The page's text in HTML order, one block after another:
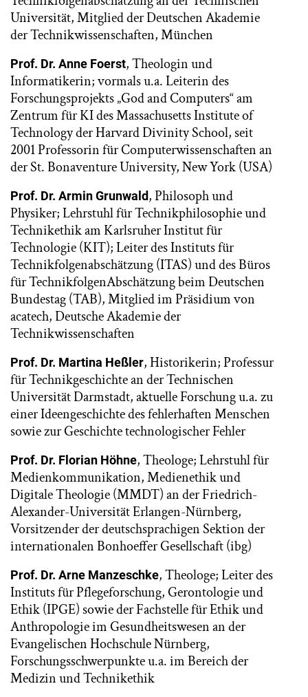
Universität, Mitglied der Deutschen Akademie
der Technikwissenschaften, München
Prof. Dr. Anne Foerst, Theologin und
Informatikerin; vormals u.a. Leiterin des
Forschungsprojekts „God and Computers“ am
Zentrum für KI des Massachusetts Institute of
Technology der Harvard Divinity School, seit
2001 Professorin für Computerwissenschaften an
der St. Bonaventure University, New York (USA)
Prof. Dr. Armin Grunwald, Philosoph und
Physiker; Lehrstuhl für Technikphilosophie und
Technikethik am Karlsruher Institut für
Technologie (KIT); Leiter des Instituts für
Technikfolgenabschätzung (ITAS) und des Büros
für TechnikfolgenAbschätzung beim Deutschen
Bundestag (TAB), Mitglied im Präsidium von
acatech, Deutsche Akademie der
Technikwissenschaften
Prof. Dr. Martina Heßler, Historikerin; Professur
für Technikgeschichte an der Technischen
Universität Darmstadt, aktuelle Forschung u.a. zu
einer Ideengeschichte des fehlerhaften Menschen
sowie zur Geschichte technologischer Fehler
Prof. Dr. Florian Höhne, Theologe; Lehrstuhl für
Medienkommunikation, Medienethik und
Digitale Theologie (MMDT) an der Friedrich-
Alexander-Universität Erlangen-Nürnberg,
Vorsitzender der deutschsprachigen Sektion der
internationalen Bonhoeffer Gesellschaft (ibg)
Prof. Dr. Arne Manzeschke, Theologe; Leiter des
Instituts für Pflegeforschung, Gerontologie und
Ethik (IPGE) sowie der Fachstelle für Ethik und
Anthropologie im Gesundheitswesen an der
Evangelischen Hochschule Nürnberg,
Forschungsschwerpunkte u.a. im Bereich der
Medizin und Technikethik